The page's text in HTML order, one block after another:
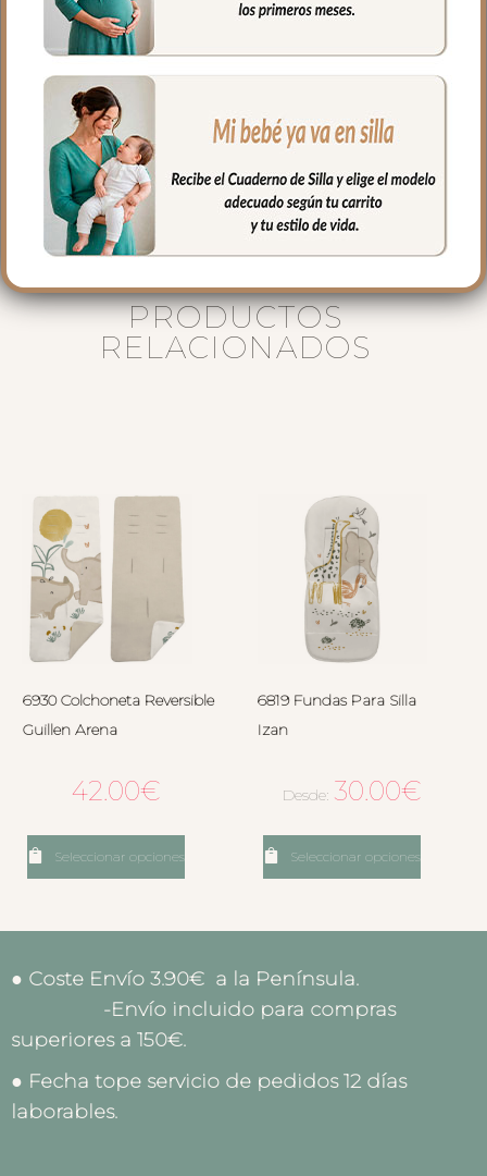
para la salida de arenes de todo tipo de
sillas.
Por el revés tejido plano.
**Puedes lavar a mano o en lavadora,
siempre agua fría, jabones no abrasivos y
secado al natural.
PRODUCTOS
RELACIONADOS
6930 Colchoneta Reversible
Guillen Arena
42.00€
Seleccionar opciones
6819 Fundas Para Silla
Izan
Desde: 30.00€
Seleccionar opciones
● Coste Envío 3.90€ a la Península.
-Envío incluido para compras
superiores a 150€.
● Fecha tope servicio de pedidos 12 días
laborables.